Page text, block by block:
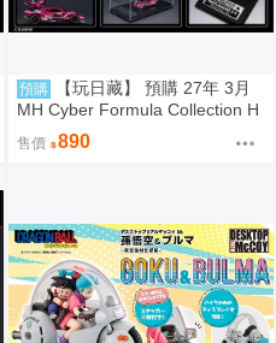
預購
【玩日藏】 預購 27年 3月
MH Cyber Formula Collection H
eritage Edition CFC HE 閃電霹
靂車 繼承之豹魂 美洲豹 Z-6 代理
售價 890